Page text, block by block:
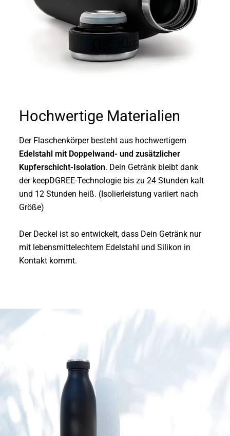
Hochwertige Materialien
Der Flaschenkörper besteht aus hochwertigem
Edelstahl mit Doppelwand- und zusätzlicher
Kupferschicht-Isolation. Dein Getränk bleibt dank
der keepDGREE-Technologie bis zu 24 Stunden kalt
und 12 Stunden heiß. (Isolierleistung variiert nach
Größe)
Der Deckel ist so entwickelt, dass Dein Getränk nur
mit lebensmittelechtem Edelstahl und Silikon in
Kontakt kommt.